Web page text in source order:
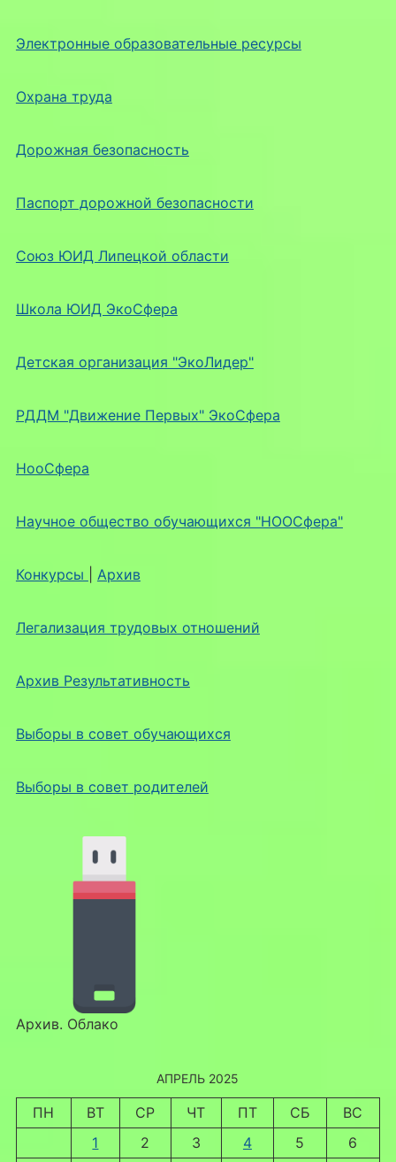
Электронные образовательные ресурсы
Охрана труда
Дорожная безопасность
Паспорт дорожной безопасности
Союз ЮИД Липецкой области
Школа ЮИД ЭкоСфера
Детская организация "ЭкоЛидер"
РДДМ "Движение Первых" ЭкоСфера
НооСфера
Научное общество обучающихся "НООСфера"
Конкурсы Архив
Легализация трудовых отношений
Архив Результативность
Выборы в совет обучающихся
Выборы в совет родителей
Архив. Облако
АПРЕЛЬ 2025
ПН ВТ СР ЧТ ПТ СБ
ВС
1
2 3 4 5
6